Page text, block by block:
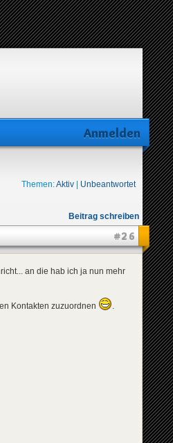
Anmelden
Themen:Aktiv
Unbeantwortet
Beitrag schreiben
#26
an die hab ich ja nun mehr
Kontakten zuzuordnen .